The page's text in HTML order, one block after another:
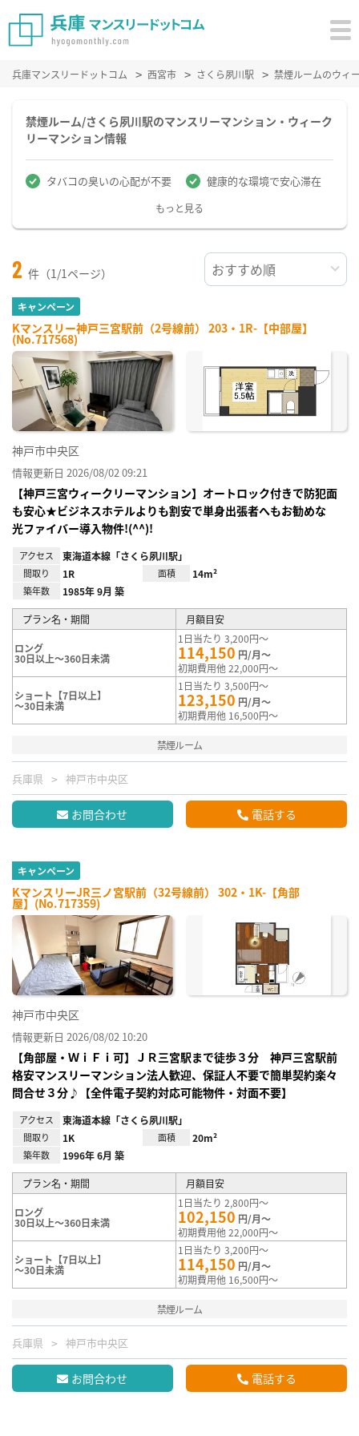
兵庫マンスリードットコム 西宮市 さくら夙川駅 禁煙ルームのウィ
禁煙ルーム/さくら夙川駅のマンスリーマンション・ウィーク
リーマンション情報
タバコの臭いの心配が不要 健康的な環境で安心滞在
もっと見る
2 件（1/1ページ）
キャンペーン
Kマンスリー神戸三宮駅前（2号線前） 203・1R-【中部屋】
(No.717568)
神戸市中央区
情報更新日 2026/08/02 09:21
【神戸三宮ウィークリーマンション】オートロック付きで防犯面
も安心★ビジネスホテルよりも割安で単身出張者へもお勧めな
光ファイバー導入物件!(^^)!
アクセス 東海道本線「さくら夙川駅」
間取り 1R 面積 14m²
築年数 1985年 9月 築
プラン名・期間 月額目安
ロング
30日以上～360日未満
1日当たり 3,200円～
114,150 円/月～
初期費用他 22,000円～
ショート【7日以上】
～30日未満
1日当たり 3,500円～
123,150 円/月～
初期費用他 16,500円～
禁煙ルーム
兵庫県 神戸市中央区
お問合わせ 電話する
キャンペーン
KマンスリーJR三ノ宮駅前（32号線前） 302・1K-【角部
屋】(No.717359)
神戸市中央区
情報更新日 2026/08/02 10:20
【角部屋・ＷｉＦｉ可】ＪＲ三宮駅まで徒歩３分 神戸三宮駅前
格安マンスリーマンション法人歓迎、保証人不要で簡単契約楽々
問合せ３分♪【全件電子契約対応可能物件・対面不要】
アクセス 東海道本線「さくら夙川駅」
間取り 1K 面積 20m²
築年数 1996年 6月 築
プラン名・期間 月額目安
ロング
30日以上～360日未満
1日当たり 2,800円～
102,150 円/月～
初期費用他 22,000円～
ショート【7日以上】
～30日未満
1日当たり 3,200円～
114,150 円/月～
初期費用他 16,500円～
禁煙ルーム
兵庫県 神戸市中央区
お問合わせ 電話する